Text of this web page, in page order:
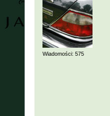
Wiadomości: 575